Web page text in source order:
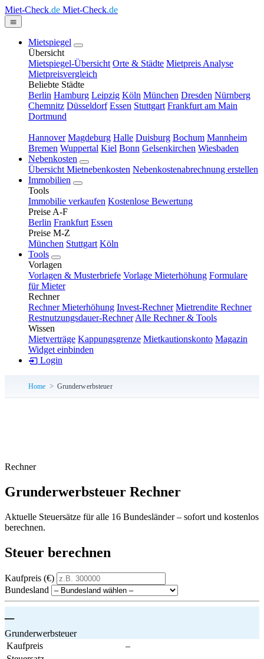
Miet-Check.de Miet-Check.de
Mietspiegel
Übersicht
Mietspiegel-Übersicht Orte & Städte Mietpreis Analyse
Mietpreisvergleich
Beliebte Städte
Berlin Hamburg Leipzig Köln München Dresden Nürnberg
Chemnitz Düsseldorf Essen Stuttgart Frankfurt am Main
Dortmund
Hannover Magdeburg Halle Duisburg Bochum Mannheim
Bremen Wuppertal Kiel Bonn Gelsenkirchen Wiesbaden
Nebenkosten
Übersicht Mietnebenkosten Nebenkostenabrechnung erstellen
Immobilien
Tools
Immobilie verkaufen Kostenlose Bewertung
Preise A-F
Berlin Frankfurt Essen
Preise M-Z
München Stuttgart Köln
Tools
Vorlagen
Vorlagen & Musterbriefe Vorlage Mieterhöhung Formulare
für Mieter
Rechner
Rechner Mieterhöhung Invest-Rechner Mietrendite Rechner
Restnutzungsdauer-Rechner Alle Rechner & Tools
Wissen
Mietverträge Kappungsgrenze Mietkautionskonto Magazin
Widget einbinden
Login
Home Grunderwerbsteuer
Rechner
Grunderwerbsteuer Rechner
Aktuelle Steuersätze für alle 16 Bundesländer – sofort und kostenlos
berechnen.
Steuer berechnen
Kaufpreis (€)
Bundesland
–
Grunderwerbsteuer
Kaufpreis
–